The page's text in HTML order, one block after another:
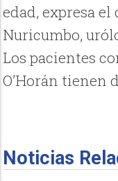
edad, expresa
Nuricumbo,
Los pacientes
O’Horán tienen
Noticias